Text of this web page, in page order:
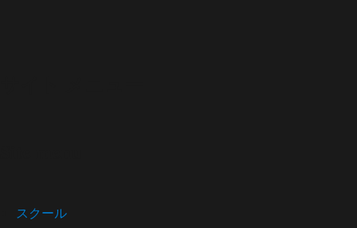
スクール